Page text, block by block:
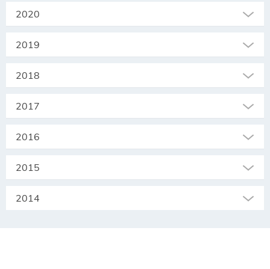
2020
2019
2018
2017
2016
2015
2014